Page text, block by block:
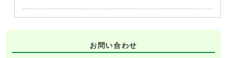
お問い合わせ